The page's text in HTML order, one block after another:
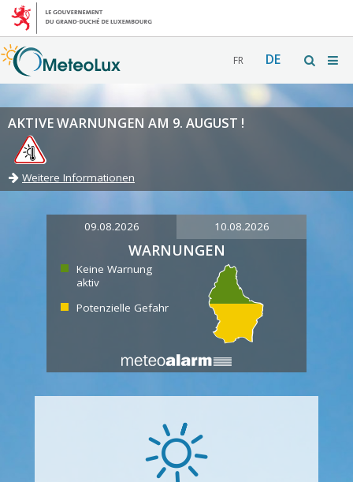
FR DE
AKTIVE WARNUNGEN AM 9. AUGUST !
Weitere Informationen
09.08.2026 10.08.2026
WARNUNGEN
Keine Warnung
aktiv
Potenzielle Gefahr